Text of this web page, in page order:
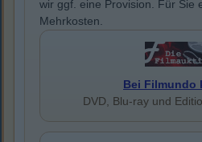
wir ggf. eine Provision. Für Sie
Mehrkosten.
Bei Filmundo
DVD, Blu-ray und